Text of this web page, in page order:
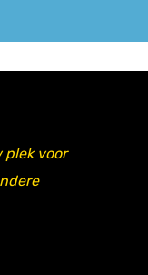
plek voor